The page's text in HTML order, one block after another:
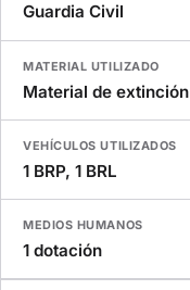
Guardia Civil
MATERIAL UTILIZADO
Material de extinción
VEHÍCULOS UTILIZADOS
1 BRP, 1 BRL
MEDIOS HUMANOS
1 dotación